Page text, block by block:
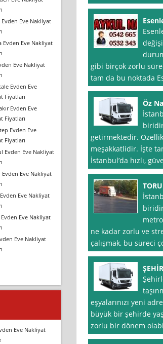
gibi birçok zorlu
tam da bu noktada
Öz
getirmektedir.
meşakkatlidir. İşte
İstanbul’da hızlı,
ne kadar zorlu ve
çalışmak, bu süreci
eşyalarınızı yeni
büyük bir şehirde
zorlu bir dönem
Eve Nakliyat
Evden Eve Nakliyat
Eve Nakliyat
Evden Eve
Fiyatları
Evden Eve
Fiyatları
Evden Eve
Fiyatları
Evden Eve Nakliyat
Evden Eve Nakliyat
Eve Nakliyat
Eve Nakliyat
Eve Nakliyat
Eve Nakliyat